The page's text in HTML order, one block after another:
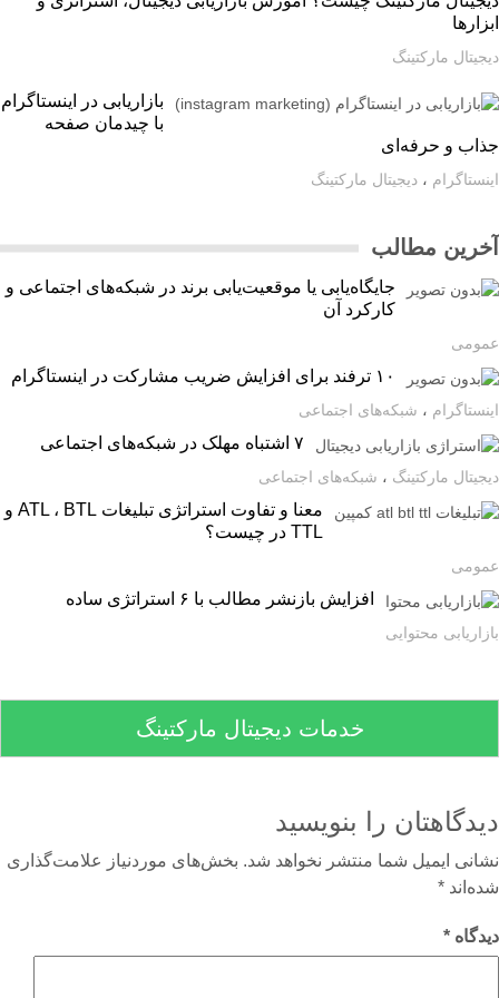
مارکتینگ
بازاریابی در اینستاگرام
با چیدمان صفحه
و حرفه‌ای
،دیجیتال مارکتینگ
مطالب
جایگاه‌یابی یا موقعیت‌یابی برند در شبکه‌های اجتماعی و
کارکرد آن
۱۰ ترفند برای افزایش ضریب مشارکت در اینستاگرام
،شبکه‌های اجتماعی
مارکتینگ،شبکه‌های اجتماعی
معنا و تفاوت استراتژی تبلیغات ATL ، BTL و
TTL در چیست؟
افزایش بازنشر مطالب با ۶ استراتژی ساده
محتوایی
خدمات دیجیتال مارکتینگ
را بنویسید
ایمیل شما منتشر نخواهد شد. بخش‌های موردنیاز علامت‌گذاری
*
*